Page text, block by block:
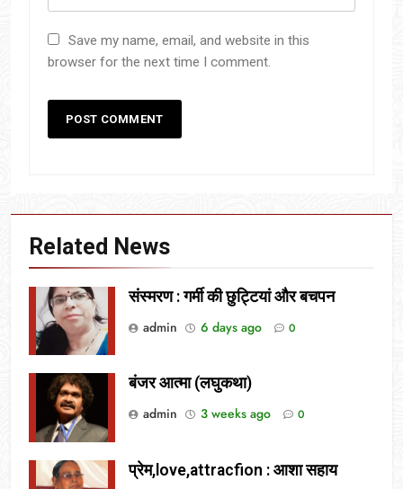
Save my name, email, and website in this
browser for the next time I comment.
Related News
संस्मरण : गर्मी की छुट्टियां और बचपन
admin
6 days ago 0
बंजर आत्मा (लघुकथा)
admin
3 weeks ago 0
प्रेम,love,attracfion : आशा सहाय